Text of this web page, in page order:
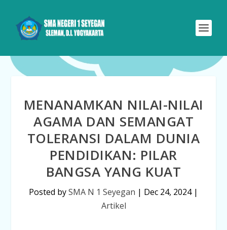
MENANAMKAN NILAI-NILAI
AGAMA DAN SEMANGAT
TOLERANSI DALAM DUNIA
PENDIDIKAN: PILAR
BANGSA YANG KUAT
Posted bySMA N 1 Seyegan | Dec 24, 2024|
Artikel